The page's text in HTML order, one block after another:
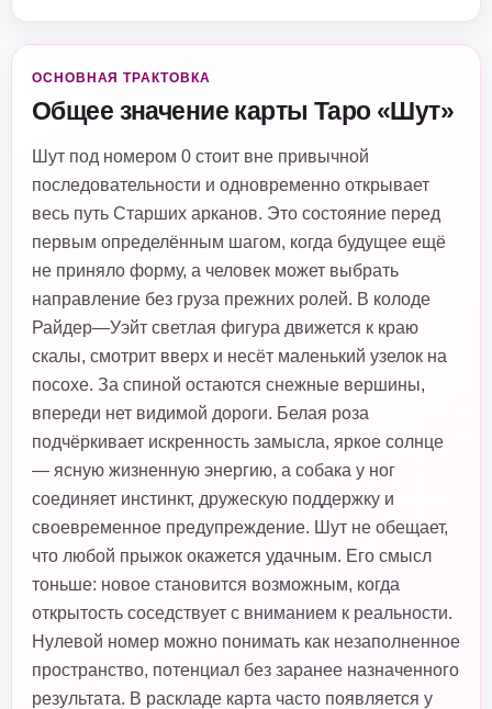
ОСНОВНАЯ ТРАКТОВКА
Общее значение карты Таро «Шут»
Шут под номером 0 стоит вне привычной
последовательности и одновременно открывает
весь путь Старших арканов. Это состояние перед
первым определённым шагом, когда будущее ещё
не приняло форму, а человек может выбрать
направление без груза прежних ролей. В колоде
Райдер—Уэйт светлая фигура движется к краю
скалы, смотрит вверх и несёт маленький узелок на
посохе. За спиной остаются снежные вершины,
впереди нет видимой дороги. Белая роза
подчёркивает искренность замысла, яркое солнце
— ясную жизненную энергию, а собака у ног
соединяет инстинкт, дружескую поддержку и
своевременное предупреждение. Шут не обещает,
что любой прыжок окажется удачным. Его смысл
тоньше: новое становится возможным, когда
открытость соседствует с вниманием к реальности.
Нулевой номер можно понимать как незаполненное
пространство, потенциал без заранее назначенного
результата. В раскладе карта часто появляется у